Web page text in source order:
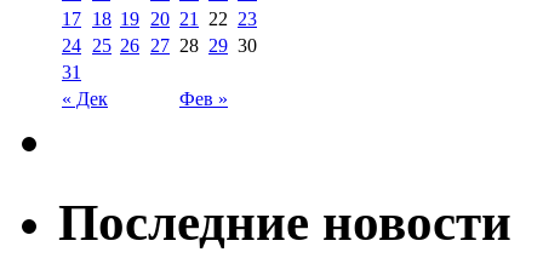
« Дек Фев »
17 18 19 20 21 22 23
24 25 26 27 28 29 30
31
Последние новости